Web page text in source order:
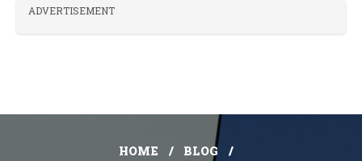
ADVERTISEMENT
HOME
BLOG